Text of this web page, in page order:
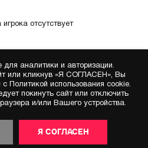
отсутствует
аналитики и авторизации.
или кликнув «Я СОГЛАСЕН», Вы
Политикой использования cookie.
покинуть сайт или отключить
и/или Вашего устройства.
Я СОГЛАСЕН